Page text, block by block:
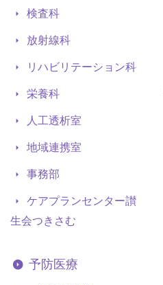
検査科
放射線科
リハビリテーション科
栄養科
人工透析室
地域連携室
事務部
ケアプランセンター讃
生会つきさむ
予防医療